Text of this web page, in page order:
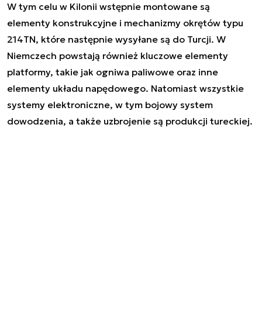
W tym celu w Kilonii wstępnie montowane są
elementy konstrukcyjne i mechanizmy okrętów typu
214TN, które następnie wysyłane są do Turcji. W
Niemczech powstają również kluczowe elementy
platformy, takie jak ogniwa paliwowe oraz inne
elementy układu napędowego. Natomiast wszystkie
systemy elektroniczne, w tym bojowy system
dowodzenia, a także uzbrojenie są produkcji tureckiej.